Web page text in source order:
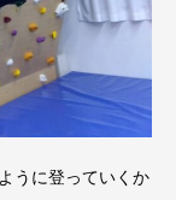
うに登っていくか